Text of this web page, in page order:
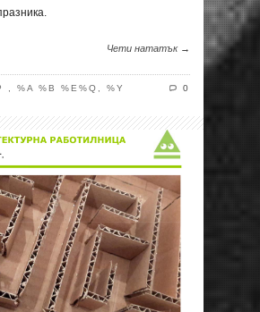
Чети нататък →
, %A %B %E%Q, %Y 0